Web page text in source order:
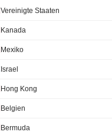
Vereinigte Staaten
Kanada
Mexiko
Israel
Hong Kong
Belgien
Bermuda